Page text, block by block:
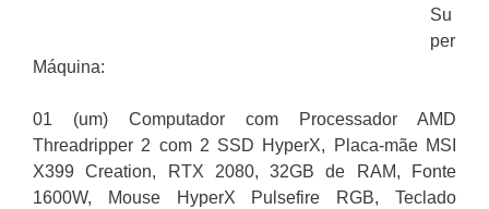
Su
per
Máquina:
01 (um) Computador com Processador AMD
Threadripper 2 com 2 SSD HyperX, Placa-mãe MSI
X399 Creation, RTX 2080, 32GB de RAM, Fonte
1600W, Mouse HyperX Pulsefire RGB, Teclado